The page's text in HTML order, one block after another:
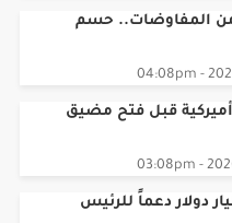
المفاوضات.. حسم
قبل فتح مضيق
دولار دعماً للرئيس